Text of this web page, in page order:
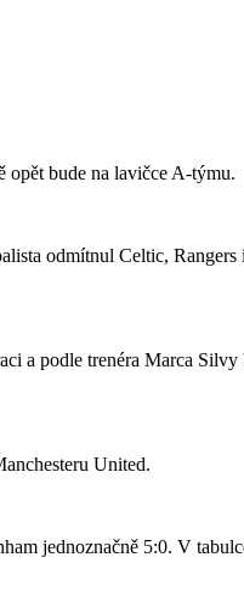
opět bude na lavičce A-týmu.
odmítnul Celtic,
a podle trenéra Marca
United.
jednoznačně 5:0. V